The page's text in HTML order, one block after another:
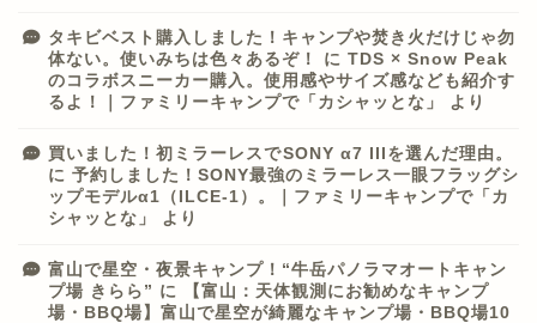
タキビベスト購入しました！キャンプや焚き火だけじゃ勿
体ない。使いみちは色々あるぞ！
に TDS × Snow Peak
のコラボスニーカー購入。使用感やサイズ感なども紹介す
るよ！｜ファミリーキャンプで「カシャッとな」
より
買いました！初ミラーレスでSONY α7 IIIを選んだ理由。
に 予約しました！SONY最強のミラーレス一眼フラッグシ
ップモデルα1（ILCE-1）。｜ファミリーキャンプで「カ
シャッとな」
より
富山で星空・夜景キャンプ！“牛岳パノラマオートキャン
プ場 きらら” に
【富山：天体観測にお勧めなキャンプ
場・BBQ場】富山で星空が綺麗なキャンプ場・BBQ場10